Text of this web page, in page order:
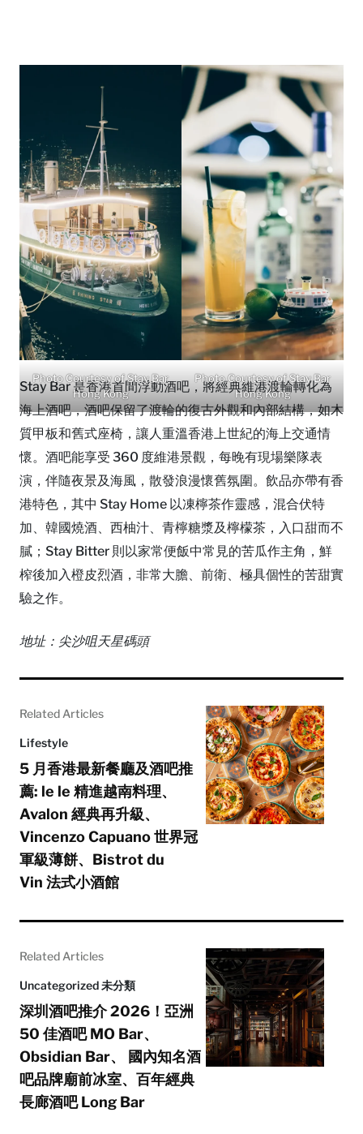
Photo Courtesy of Stay Bar
Hong Kong
Photo Courtesy of Stay Bar
Hong Kong
Stay Bar 是香港首間浮動酒吧，將經典維港渡輪轉化為
海上酒吧，酒吧保留了渡輪的復古外觀和內部結構，如木
質甲板和舊式座椅，讓人重溫香港上世紀的海上交通情
懷。酒吧能享受 360 度維港景觀，每晚有現場樂隊表
演，伴隨夜景及海風，散發浪漫懷舊氛圍。飲品亦帶有香
港特色，其中 Stay Home 以凍檸茶作靈感，混合伏特
加、韓國燒酒、西柚汁、青檸糖漿及檸檬茶，入口甜而不
膩；Stay Bitter 則以家常便飯中常見的苦瓜作主角，鮮
榨後加入橙皮烈酒，非常大膽、前衛、極具個性的苦甜實
驗之作。
地址：尖沙咀天星碼頭
Related Articles
Lifestyle
5 月香港最新餐廳及酒吧推
薦: le le 精進越南料理、
Avalon 經典再升級、
Vincenzo Capuano 世界冠
軍級薄餅、Bistrot du
Vin 法式小酒館
Related Articles
Uncategorized 未分類
深圳酒吧推介 2026！亞洲
50 佳酒吧 MO Bar、
Obsidian Bar、 國內知名酒
吧品牌廟前冰室、百年經典
長廊酒吧 Long Bar